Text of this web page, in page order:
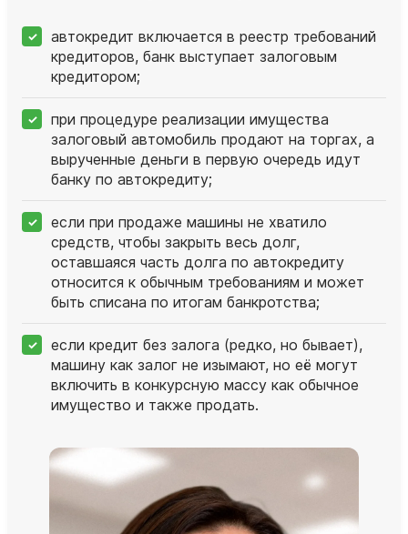
автокредит включается в реестр требований
кредиторов, банк выступает залоговым
кредитором;
при процедуре реализации имущества
залоговый автомобиль продают на торгах, а
вырученные деньги в первую очередь идут
банку по автокредиту;
если при продаже машины не хватило
средств, чтобы закрыть весь долг,
оставшаяся часть долга по автокредиту
относится к обычным требованиям и может
быть списана по итогам банкротства;
если кредит без залога (редко, но бывает),
машину как залог не изымают, но её могут
включить в конкурсную массу как обычное
имущество и также продать.